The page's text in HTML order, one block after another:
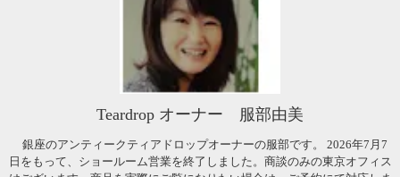
Teardrop オーナー 服部由美
銀座のアンティークティアドロップオーナーの服部です。 2026年7月7
日をもって、ショールーム営業を終了しました。商談のみの東京オフィス